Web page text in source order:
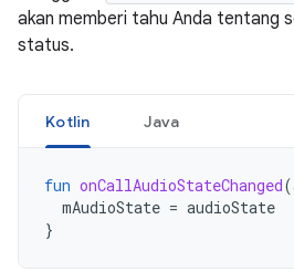
akan memberi tahu Anda tentang
status.
Kotlin Java
fun onCallAudioStateChanged(
mAudioState = audioState
}